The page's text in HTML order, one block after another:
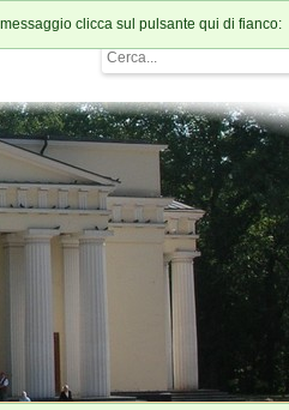
clicca sul pulsante qui di fianco: